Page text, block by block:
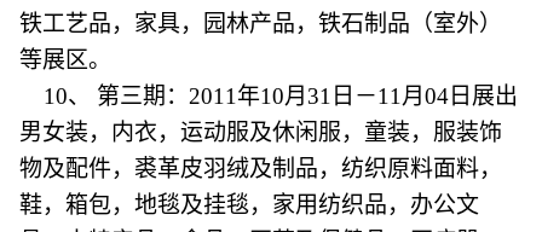
铁工艺品，家具，园林产品，铁石制品（室外）
等展区。
10、 第三期：2011年10月31日－11月04日展出
男女装，内衣，运动服及休闲服，童装，服装饰
物及配件，裘革皮羽绒及制品，纺织原料面料，
鞋，箱包，地毯及挂毯，家用纺织品，办公文